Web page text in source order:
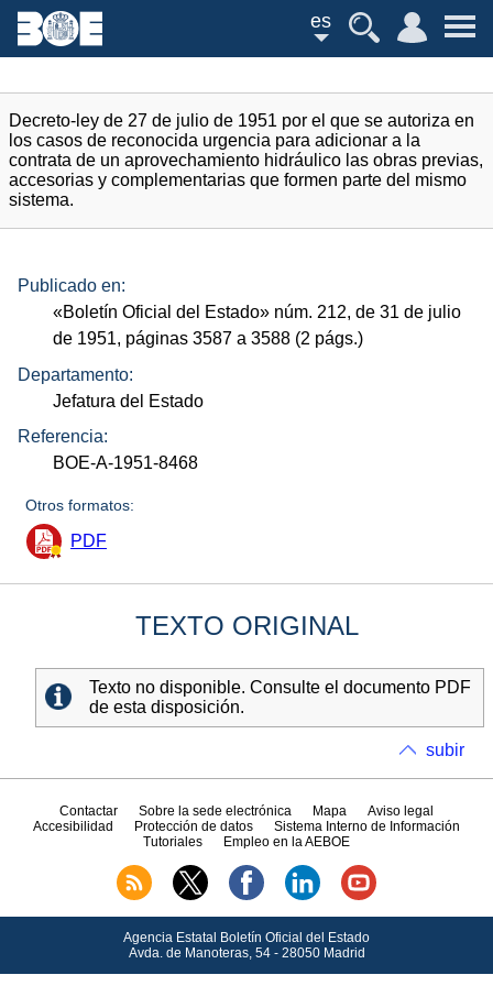
es
Decreto-ley de 27 de julio de 1951 por el que se autoriza en
los casos de reconocida urgencia para adicionar a la
contrata de un aprovechamiento hidráulico las obras previas,
accesorias y complementarias que formen parte del mismo
sistema.
Publicado en:
«Boletín Oficial del Estado» núm. 212, de 31 de julio
de 1951, páginas 3587 a 3588 (2 págs.)
Departamento:
Jefatura del Estado
Referencia:
BOE-A-1951-8468
Otros formatos:
PDF
TEXTO ORIGINAL
Texto no disponible. Consulte el documento PDF
de esta disposición.
subir
Contactar Sobre la sede electrónica Mapa
Aviso legal
Accesibilidad
Protección de datos
Sistema Interno de Información
Tutoriales
Empleo en la AEBOE
Agencia Estatal Boletín Oficial del Estado
Avda.de Manoteras, 54 - 28050 Madrid